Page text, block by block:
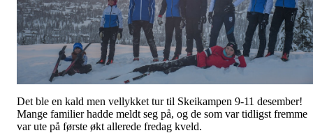
Det ble en kald men vellykket tur til Skeikampen 9-11 desember!
Mange familier hadde meldt seg på, og de som var tidligst fremme
var ute på første økt allerede fredag kveld.